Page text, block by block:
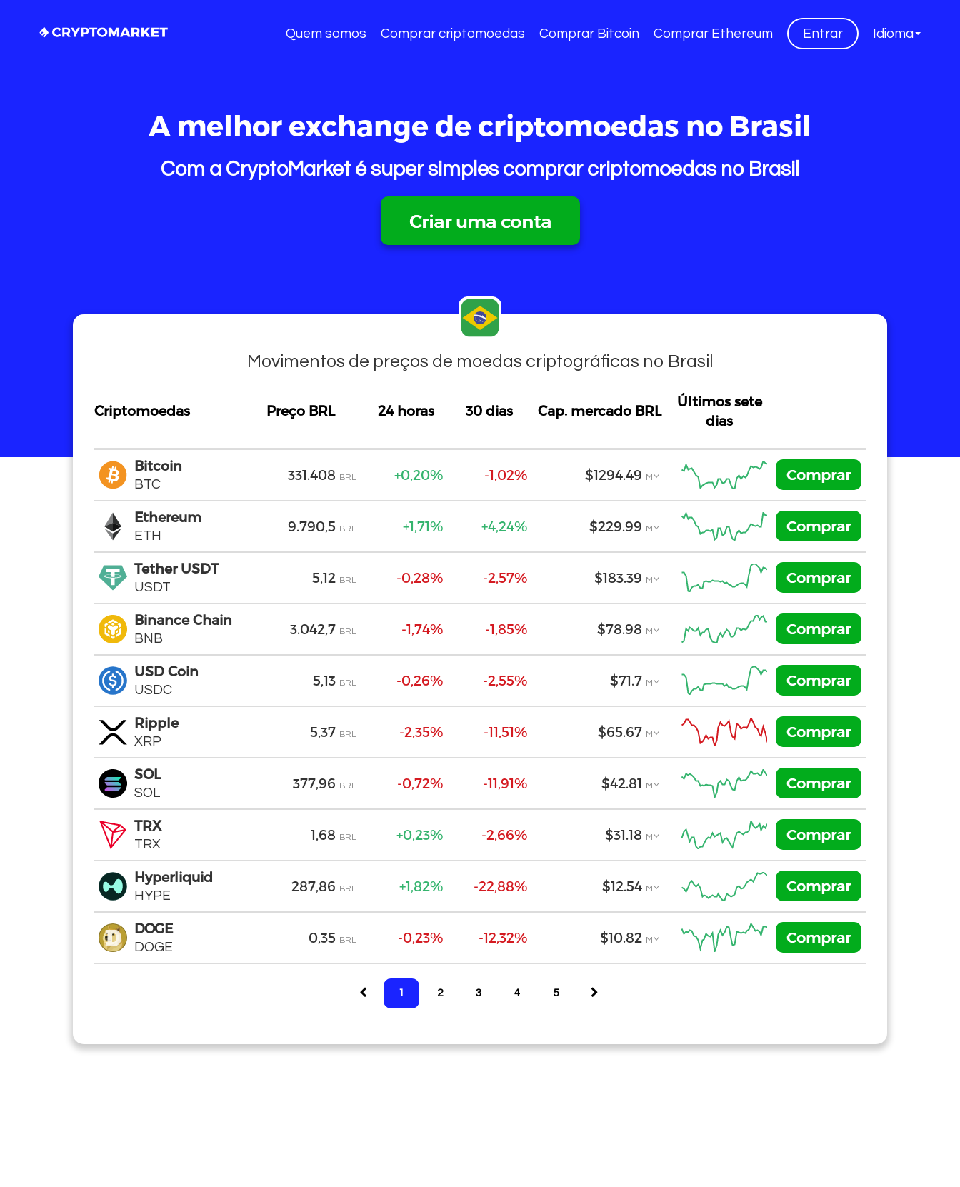
Quem somos Comprar criptomoedas Comprar Bitcoin Comprar Ethereum Entrar Idioma
A melhor exchange de criptomoedas no Brasil
Com a CryptoMarket é super simples comprar criptomoedas no Brasil
Criar uma conta
Movimentos de preços de moedas criptográficas no Brasil
Criptomoedas Preço BRL 24 horas 30 dias Cap. mercado BRL
Últimos sete
dias
Criptomoedas
dias
Bitcoin
BTC
331.408 BRL +0,20% -1,02% $1294.49 MM Comprar
Ethereum
ETH
9.790,5 BRL +1,71% +4,24% $229.99 MM Comprar
Tether USDT
USDT
5,12 BRL -0,28% -2,57% $183.39 MM Comprar
Binance Chain
BNB
3.042,7 BRL -1,74% -1,85% $78.98 MM Comprar
USD Coin
USDC
5,13 BRL -0,26% -2,55% $71.7 MM Comprar
Ripple
XRP
5,37 BRL -2,35% -11,51% $65.67 MM Comprar
SOL
SOL
377,96 BRL -0,72% -11,91% $42.81 MM Comprar
TRX
TRX
1,68 BRL +0,23% -2,66% $31.18 MM Comprar
Hyperliquid
HYPE
287,86 BRL +1,82% -22,88% $12.54 MM Comprar
DOGE
DOGE
0,35 BRL -0,23% -12,32% $10.82 MM Comprar
Criptomoedas
Bitcoin
BTC
Ethereum
ETH
Tether USDT
USDT
Binance Chain
BNB
USD Coin
USDC
Ripple
XRP
SOL
SOL
TRX
TRX
Hyperliquid
HYPE
DOGE
DOGE
1 2 3 4 5